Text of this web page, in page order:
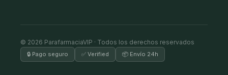
© 2026 ParafarmaciaVIP · Todos los derechos reservados
🔒 Pago seguro ✅ Verified 📦 Envío 24h